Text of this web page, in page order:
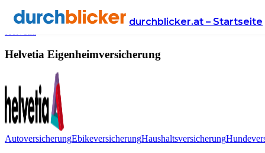
durchblicker.at – Startseite
Anbieter Versicherung
eigenheimversicherung
Helvetia Eigenheimversicherung
AutoversicherungEbikeversicherungHaushaltsversicherung